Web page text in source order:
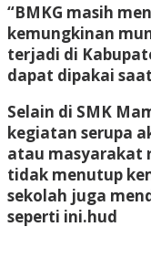
“BMKG masih
kemungkinan
terjadi di
dapat dipakai
Selain di SMK
kegiatan serupa
atau masyarakat
tidak menutup
sekolah juga
seperti ini.hud